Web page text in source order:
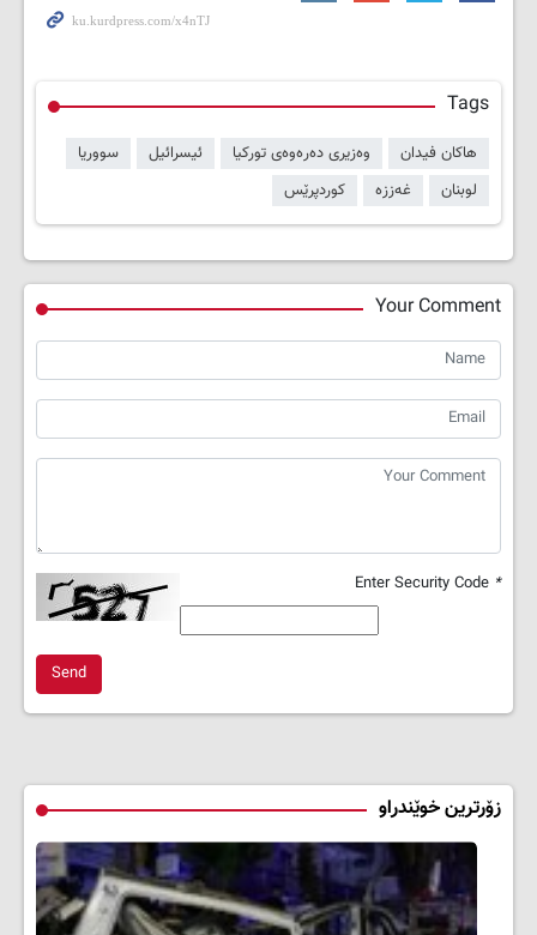
Tags
هاکان فیدان وەزیری دەرەوەی تورکیا ئیسرائیل
سووریا
لوبنان
غەززە کوردپرێس
Your Comment
*
Send
زۆرترین خوێندراو